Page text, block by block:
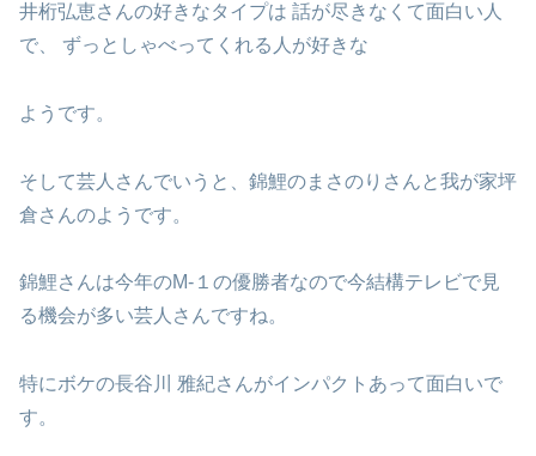
井桁弘恵さんの好きなタイプは 話が尽きなくて面白い人
で、 ずっとしゃべってくれる人が好きな
ようです。
そして芸人さんでいうと、錦鯉のまさのりさんと我が家坪
倉さんのようです。
錦鯉さんは今年のM-１の優勝者なので今結構テレビで見
る機会が多い芸人さんですね。
特にボケの長谷川 雅紀さんがインパクトあって面白いで
す。